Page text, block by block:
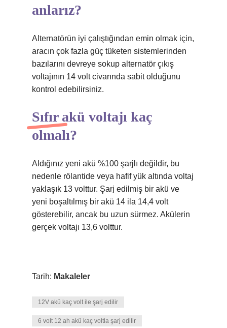
anlarız?
Alternatörün iyi çalıştığından emin olmak için,
aracın çok fazla güç tüketen sistemlerinden
bazılarını devreye sokup alternatör çıkış
voltajının 14 volt civarında sabit olduğunu
kontrol edebilirsiniz.
Sıfır akü voltajı kaç
olmalı?
Aldığınız yeni akü %100 şarjlı değildir, bu
nedenle rölantide veya hafif yük altında voltaj
yaklaşık 13 volttur. Şarj edilmiş bir akü ve
yeni boşaltılmış bir akü 14 ila 14,4 volt
gösterebilir, ancak bu uzun sürmez. Akülerin
gerçek voltajı 13,6 volttur.
Tarih: Makaleler
12V akü kaç volt ile şarj edilir
6 volt 12 ah akü kaç voltla şarj edilir